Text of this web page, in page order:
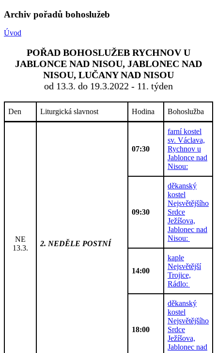
Archiv pořadů bohoslužeb
Úvod
POŘAD BOHOSLUŽEB RYCHNOV U
JABLONCE NAD NISOU, JABLONEC NAD
NISOU, LUČANY NAD NISOU
od 13.3. do 19.3.2022 - 11. týden
Den Liturgická slavnost Hodina Bohoslužba
NE
13.3.
2. NEDĚLE POSTNÍ
07:30
farní kostel
sv. Václava,
Rychnov u
Jablonce nad
Nisou:
09:30
děkanský
kostel
Nejsvětějšího
Srdce
Ježíšova,
Jablonec nad
Nisou:
14:00
kaple
Nejsvětější
Trojice,
Rádlo:
18:00
děkanský
kostel
Nejsvětějšího
Srdce
Ježíšova,
Jablonec nad